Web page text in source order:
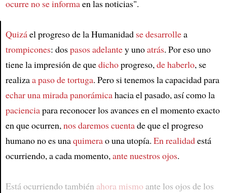
Article
ocurreno se informaen las noticias".
Quizáel progreso de la Humanidad se desarrollea
trompicones: dospasos adelantey unoatrás. Por eso uno
tiene la impresión de quedichoprogreso,de haberlo, se
realizaa paso de tortuga. Pero si tenemos la capacidad para
echar una mirada panorámicahacia el pasado, así como la
pacienciapara reconocer los avances en el momento exacto
en que ocurren,nos daremos cuentade que el progreso
humano no es unaquimerao una utopía. En realidadestá
ocurriendo, a cada momento,ante nuestros ojos.
Está ocurriendo también ahora mismo ante los ojos de los